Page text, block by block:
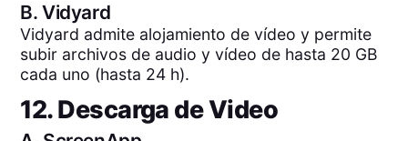
B.Vidyard
Vidyard admite alojamiento de vídeo y permite
subir archivos de audio y vídeo de hasta 20 GB
cada uno (hasta 24 h).
12. Descarga de Video